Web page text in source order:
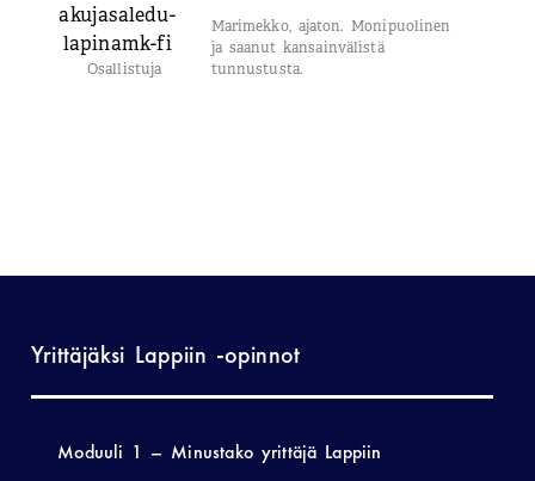
akujasaledu-
lapinamk-fi
Osallistuja
Marimekko, ajaton. Monipuolinen
ja saanut kansainvälistä
tunnustusta.
Yrittäjäksi Lappiin -opinnot
Moduuli 1 – Minustako yrittäjä Lappiin